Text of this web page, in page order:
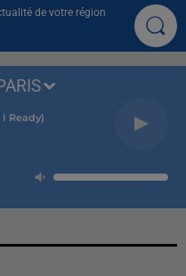
de votre région
Ready)